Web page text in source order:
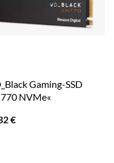
Gaming-SSD
NVMe«
€